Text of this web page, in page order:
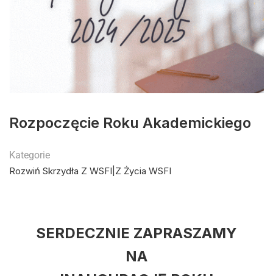
Rozpoczęcie Roku Akademickiego
Kategorie
Rozwiń Skrzydła Z WSFI|Z Życia WSFI
SERDECZNIE ZAPRASZAMY
NA